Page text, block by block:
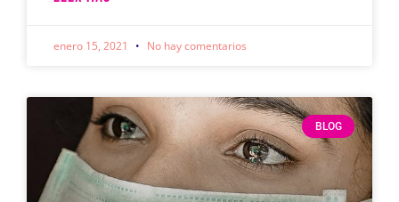
enero 15, 2021 No hay comentarios
BLOG